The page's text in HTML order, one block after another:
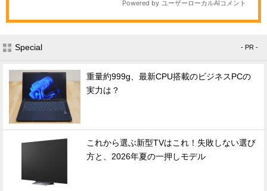
Special - PR -
重量約999g、最新CPU搭載のビジネスPCの
実力は？
これから選ぶ新型TVはこれ！失敗しない選び
方と、2026年夏の一押しモデル